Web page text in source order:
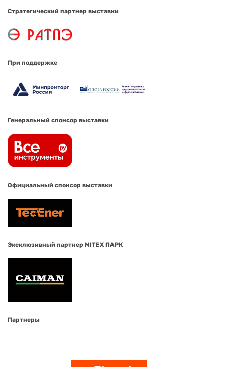
Стратегический партнер выставки
При поддержке
Генеральный спонсор выставки
Официальный спонсор выставки
Эксклюзивный партнер MITEX ПАРК
Партнеры